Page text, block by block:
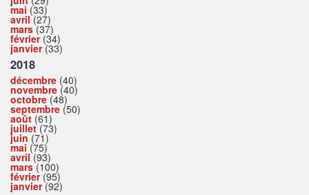
mai (33)
avril(27)
mars(37)
février(34)
janvier(33)
2018
décembre (40)
novembre (40)
octobre (48)
septembre (50)
août (61)
juillet(73)
juin (71)
mai (75)
avril(93)
mars(100)
février(95)
janvier(92)